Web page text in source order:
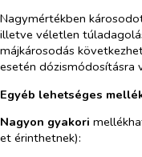
Nagymértékben
illetve véletlen
májkárosodás
esetén dózismódosításra
Egyéb lehetséges
Nagyon gyakori
et érinthetnek):